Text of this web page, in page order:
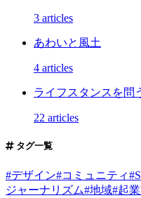
3 articles
あわいと風土
4 articles
ライフスタンスを問
22 articles
タグ一覧
#デザイン#コミュニティ#
ジャーナリズム#地域#起